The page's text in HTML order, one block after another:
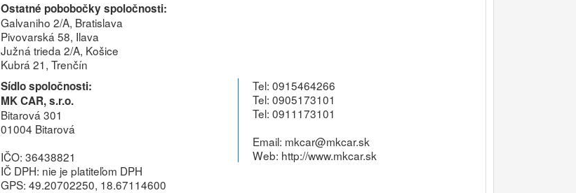
Ostatné pobobočky spoločnosti:
Galvaniho 2/A, Bratislava
Pivovarská 58, Ilava
Južná trieda 2/A, Košice
Kubrá 21, Trenčín
Sídlo spoločnosti:
MK CAR, s.r.o.
Bitarová 301
01004 Bitarová
IČO: 36438821
IČ DPH: nie je platiteľom DPH
GPS: 49.20702250, 18.67114600
Tel: 0915464266
Tel: 0905173101
Tel: 0911173101
Email: mkcar@mkcar.sk
Web: http://www.mkcar.sk